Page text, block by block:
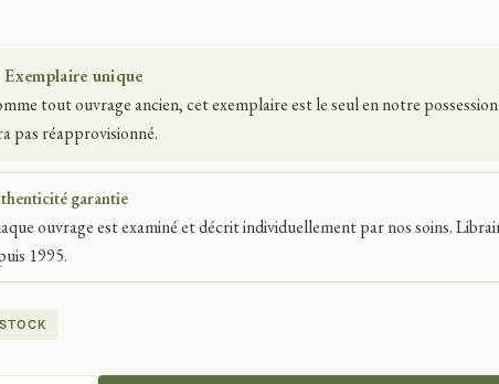
Exemplaire unique
tout ouvrage ancien, cet exemplaire est le seul en notre
pas réapprovisionné.
garantie
ouvrage est examiné et décrit individuellement par nos soins.
1995.